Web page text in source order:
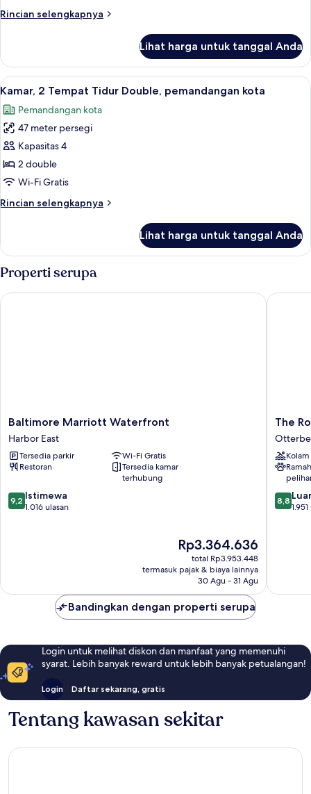
Tidur
View)
Rincian selengkapnya
Rincian
Suite
Eksekutif,
1
Tidur
King
View)
Lihat harga untuk tanggal Anda
Lihat
semua
foto
untuk
Kamar,
2
Tempat
Double,
4
Kamar, 2 Tempat Tidur Double, pemandangan kota
Pemandangan kota
47 meter persegi
Kapasitas 4
2 double
Wi-Fi Gratis
Rincian selengkapnya
Rincian
Kamar,
Tempat
Double,
Lihat harga untuk tanggal Anda
Properti serupa
Baltimore
Marriott
Waterfront
Harbor
East
Baltimore Marriott Waterfront
Harbor East
Tersedia parkir
Wi-Fi Gratis
Restoran
Tersedia kamar
terhubung
9.2
dari
9,2 Istimewa
1.016 ulasan
Harga
sekarang
Rp3.364.636
Rp3.364.636
total Rp3.953.448
termasuk pajak & biaya lainnya
30 Agu - 31 Agu
Baltimore Marriott Waterfront
The
Royal
Sonesta
Harbor
Court
The
8.8
dari
8,8
The
Bandingkan dengan properti serupa
Login untuk melihat diskon dan manfaat yang memenuhi
syarat. Lebih banyak reward untuk lebih banyak petualangan!
Login Daftar sekarang, gratis
Tentang kawasan sekitar